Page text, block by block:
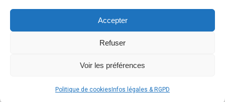
Accepter
Refuser
Voir les préférences
Politique de cookies Infos légales & RGPD
Site web réalisé par CS